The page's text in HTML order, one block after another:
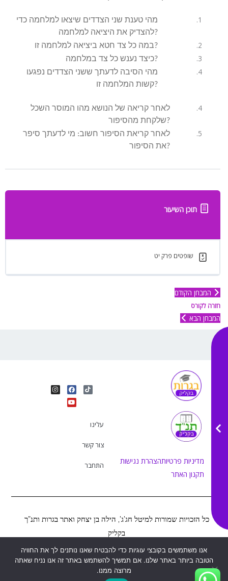
מהי טענת שני הצדדים שיצאו למלחמה כדי
להצדיק את היציאה למלחמה?
במה כל צד חטא ביציאה למלחמה זו?
כיצד נענש כל צד במלחמה?
מהי הסיבה לדעתך ששני הצדדים נפגעו
קשות המלחמה זו?
לאחר קריאה של הנושא מהו המוסר השכל
שלקחת מהסיפור?
לאחר קריאת הסיפור חשוב: מי לדעתך סיפר
את הסיפור?
תוכן השיעור
שופטים פרק יט
המבחן הקודם
חזרה לקורס
המבחן הבא
מדיניות פרטיותהצהרת נגישות
תקנון האתר
T
i
F
a
c
e
I
n
Y
o
u
t
עלינו
צור קשר
התחבר
כל הזכויות שמורות למיטל חג’ג’, הילה בן יצחק ואתר בגרות ותנ”ך
בקליק
©נבנה ע”י 2022
Web&MOR
אנו משתמשים בקובצי עוגיות כדי להבטיח שאנו נותנים לך את החוויה
הטובה ביותר באתר שלנו. אם תמשיך להשתמש באתר זה אנו נניח שאתה
מרוצה ממנו.